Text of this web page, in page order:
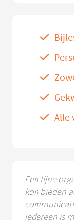
Alle
Een fijne
kon bieden
iedereen is